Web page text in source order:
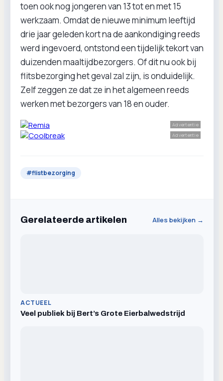
toen ook nog jongeren van 13 tot en met 15
werkzaam. Omdat de nieuwe minimum leeftijd
drie jaar geleden kort na de aankondiging reeds
werd ingevoerd, ontstond een tijdelijk tekort van
duizenden maaltijdbezorgers. Of dit nu ook bij
flitsbezorging het geval zal zijn, is onduidelijk.
Zelf zeggen ze dat ze in het algemeen reeds
werken met bezorgers van 18 en ouder.
Advertentie
Advertentie
#flistbezorging
Gerelateerde artikelen Alles bekijken →
ACTUEEL
Veel publiek bij Bert’s Grote Eierbalwedstrijd